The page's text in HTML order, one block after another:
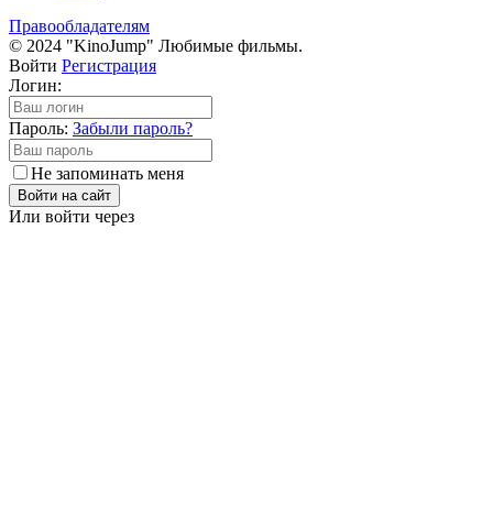
Правообладателям
© 2024 "KinoJump" Любимые фильмы.
Войти Регистрация
Логин:
Пароль: Забыли пароль?
Не запоминать меня
Войти на сайт
Или войти через